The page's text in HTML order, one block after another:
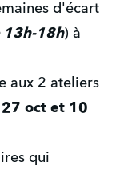
d'écart
13h-18h) à
aux 2 ateliers
oct et 10
qui